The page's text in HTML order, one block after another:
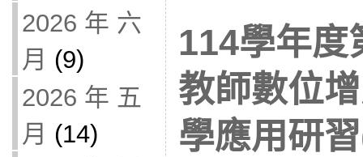
2026 年 六
月 (9)
2026 年 五
月 (14)
114學年度
教師數位
學應用研